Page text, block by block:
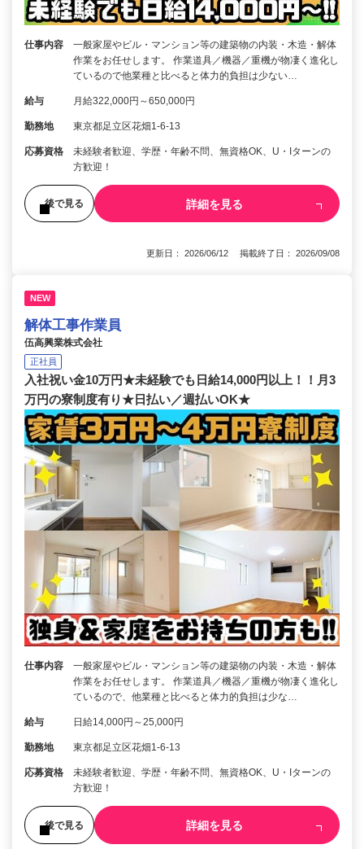
仕事内容
一般家屋やビル・マンション等の建築物の内装・木造・解体
作業をお任せします。 作業道具／機器／重機が物凄く進化し
ているので他業種と比べると体力的負担は少ない…
給与 月給322,000円～650,000円
勤務地 東京都足立区花畑1-6-13
応募資格
未経験者歓迎、学歴・年齢不問、無資格OK、U・Iターンの
方歓迎！
後で見る 詳細を見る
更新日： 2026/06/12 掲載終了日： 2026/09/08
NEW
解体工事作業員
伍高興業株式会社
正社員
入社祝い金10万円★未経験でも日給14,000円以上！！月3
万円の寮制度有り★日払い／週払いOK★
仕事内容
一般家屋やビル・マンション等の建築物の内装・木造・解体
作業をお任せします。 作業道具／機器／重機が物凄く進化し
ているので、他業種と比べると体力的負担は少な…
給与 日給14,000円～25,000円
勤務地 東京都足立区花畑1-6-13
応募資格
未経験者歓迎、学歴・年齢不問、無資格OK、U・Iターンの
方歓迎！
後で見る 詳細を見る